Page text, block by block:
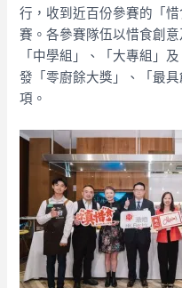
行，收到近百份參賽的「
賽。各參賽隊伍以惜食創
「中學組」、「大專組」
發「零廚餘大獎」、「最具
項。